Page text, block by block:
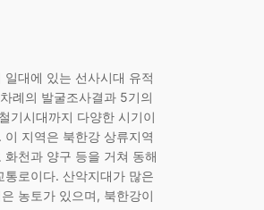
대에 있는 선사시대 유적
례의 발굴조사결과 5기의
기시대까지 다양한 시기이
지역은 북한강 상류지역
천과 양구 등을 거쳐 동해
로이다. 산악지대가 많은
농토가 있으며, 북한강이